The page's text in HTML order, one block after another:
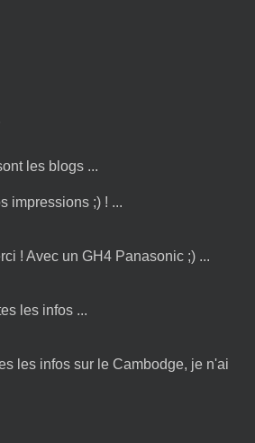
les blogs ...
impressions ;) ! ...
! Avec un GH4 Panasonic ;) ...
les infos ...
les infos sur le Cambodge, je n'ai